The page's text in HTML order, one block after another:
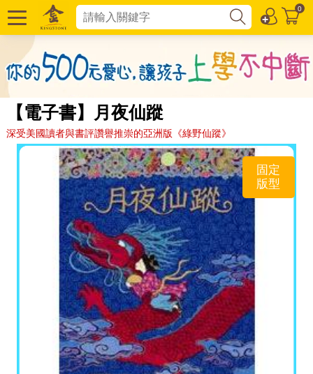
0
【電子書】月夜仙蹤
深受美國讀者與書評讚譽推崇的亞洲版《綠野仙蹤》
固定
版型